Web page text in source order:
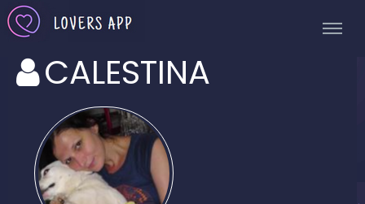
CALESTINA